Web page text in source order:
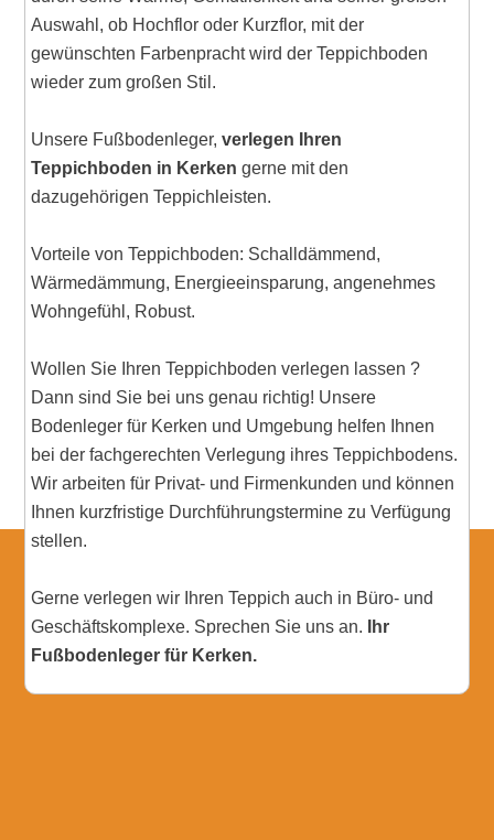
Auswahl, ob Hochflor oder Kurzflor, mit der
gewünschten Farbenpracht wird der Teppichboden
wieder zum großen Stil.
Unsere Fußbodenleger,verlegen Ihren
Teppichboden in Kerken gerne mit den
dazugehörigen Teppichleisten.
Vorteile von Teppichboden: Schalldämmend,
Wärmedämmung, Energieeinsparung, angenehmes
Wohngefühl, Robust.
Wollen Sie Ihren Teppichboden verlegen lassen ?
Dann sind Sie bei uns genau richtig! Unsere
Bodenleger für Kerken und Umgebung helfen Ihnen
bei der fachgerechten Verlegung ihres Teppichbodens.
Wir arbeiten für Privat- und Firmenkunden und können
Ihnen kurzfristige Durchführungstermine zu Verfügung
stellen.
Gerne verlegen wir Ihren Teppich auch in Büro- und
Geschäftskomplexe. Sprechen Sie uns an.
Ihr
Fußbodenleger für Kerken.